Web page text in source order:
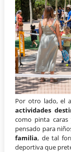
Por otro lado, el
actividades
como pinta caras
pensado para
familia, de tal
deportiva que